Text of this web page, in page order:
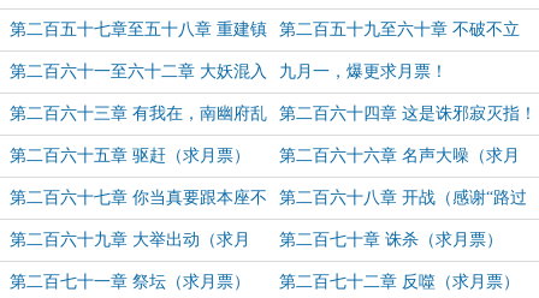
了（二合一章节 求月票） （二合一章节 求月票）
第二百五十七章至五十八章 重建镇
魔司（二合一章节 求月票）
第二百五十九至六十章 不破不立
（二合一章节 求月票）
第二百六十一至六十二章 大妖混入
（二合一章节 求月票）
九月一，爆更求月票！
第二百六十三章 有我在，南幽府乱
不了（感谢“华雪鉴”盟主打赏）
第二百六十四章 这是诛邪寂灭指！
（第十二更 求月票）
第二百六十五章 驱赶（求月票） 第二百六十六章 名声大噪（求月
票）
第二百六十七章 你当真要跟本座不
死不休！（感谢“死也不救”盟主打
赏）
第二百六十八章 开战（感谢“路过
不谢”盟主打赏）
第二百六十九章 大举出动（求月
票）
第二百七十章 诛杀（求月票）
第二百七十一章 祭坛（求月票） 第二百七十二章 反噬（求月票）